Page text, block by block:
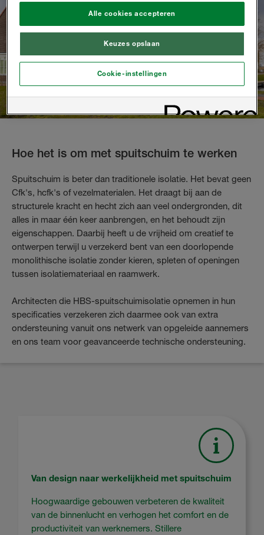
Hoe het is om met spuitschuim te werken
Spuitschuim is beter dan traditionele isolatie. Het bevat geen
Cfk's, hcfk's of vezelmaterialen. Het draagt bij aan de
structurele kracht en hecht zich aan veel ondergronden, dit
alles in maar één keer aanbrengen, en het behoudt zijn
eigenschappen. Daarbij heeft u de vrijheid om creatief te
ontwerpen terwijl u verzekerd bent van een doorlopende
monolithische isolatie zonder kieren, spleten of openingen
tussen isolatiemateriaal en raamwerk.
Architecten die HBS-spuitschuimisolatie opnemen in hun
specificaties verzekeren zich daarmee ook van extra
ondersteuning vanuit ons netwerk van opgeleide aannemers
en ons team voor geavanceerde technische ondersteuning.
Van design naar werkelijkheid met spuitschuim
Hoogwaardige gebouwen verbeteren de kwaliteit
van de binnenlucht en verhogen het comfort en de
productiviteit van werknemers. Stillere
Alle cookies accepteren
Keuzes opslaan
Cookie-instellingen